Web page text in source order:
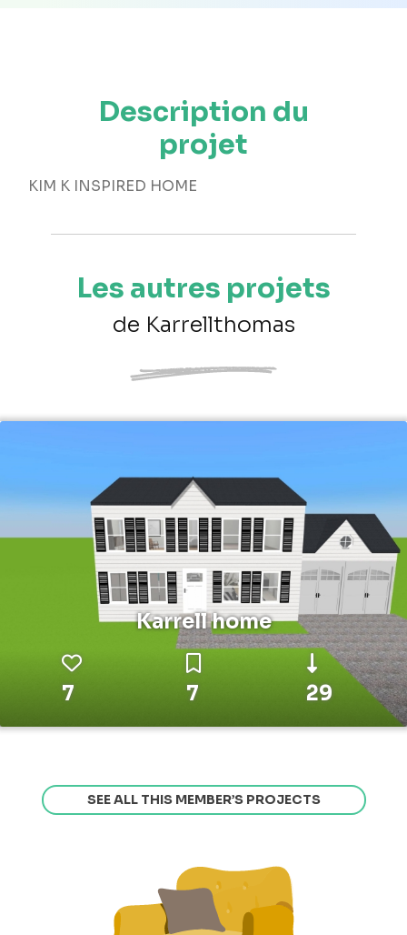
Description du
projet
KIM K INSPIRED HOME
Les autres projets
de Karrellthomas
Karrell home
7 7 29
SEE ALL THIS MEMBER’S PROJECTS